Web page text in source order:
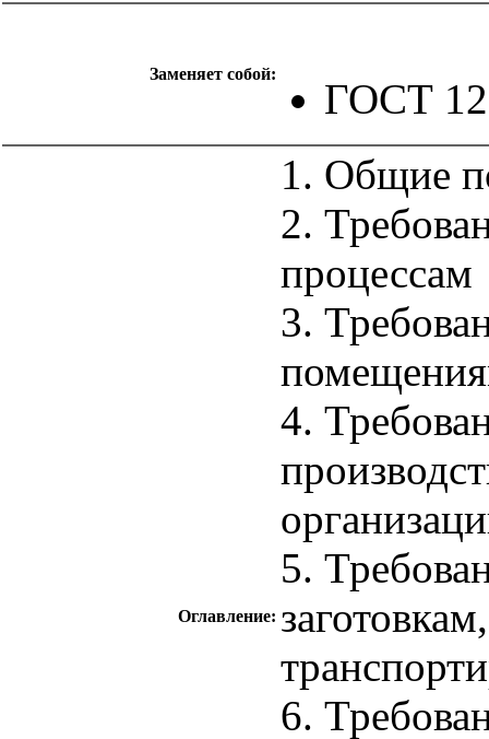
Заменяет собой:
ГОСТ
Оглавление:
1. Общие
2.
процессам
3.
4.
5.
6.